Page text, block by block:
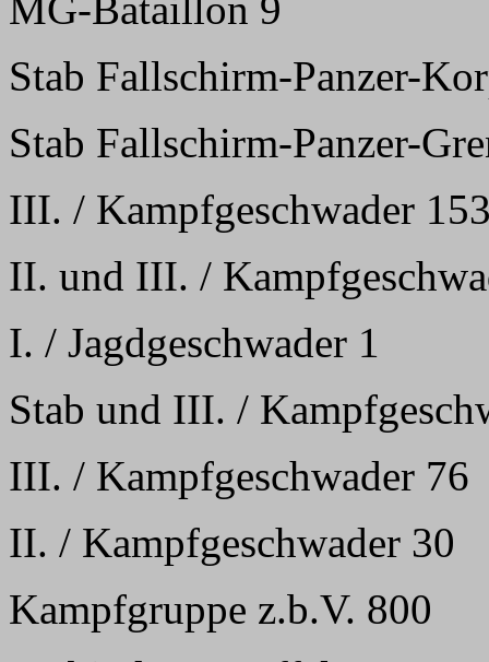
Stab Fallschirm-Panzer-
Stab Fallschirm-Panzer-
III. / Kampfgeschwader
II. und III. /
I. / Jagdgeschwader 1
Stab und III. /
III. / Kampfgeschwader 76
II. / Kampfgeschwader 30
Kampfgruppe z.b.V. 800